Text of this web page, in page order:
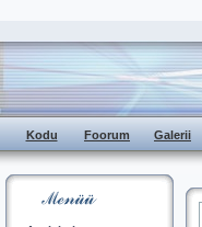
Kodu Foorum Galerii